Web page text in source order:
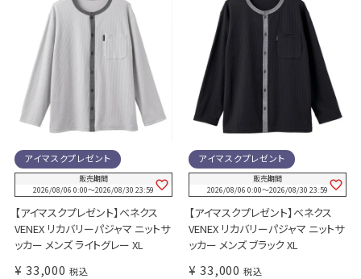
アイマスクプレゼント
販売期間
2026/08/06 0:00〜2026/08/30 23:59
【アイマスクプレゼント】ベネクス
VENEX リカバリーパジャマ ニットサ
ッカー メンズ ライトグレー XL
¥ 33,000 税込
アイマスクプレゼント
販売期間
2026/08/06 0:00〜2026/08/30 23:59
【アイマスクプレゼント】ベネクス
VENEX リカバリーパジャマ ニットサ
ッカー メンズ ブラック XL
¥ 33,000 税込